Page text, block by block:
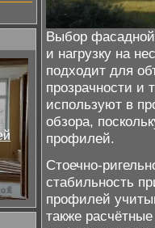
Выбор фасадной
и нагрузку на
подходит для
прозрачности и
используют в
обзора,
профилей.
Стоечно-
стабильность
профилей
также